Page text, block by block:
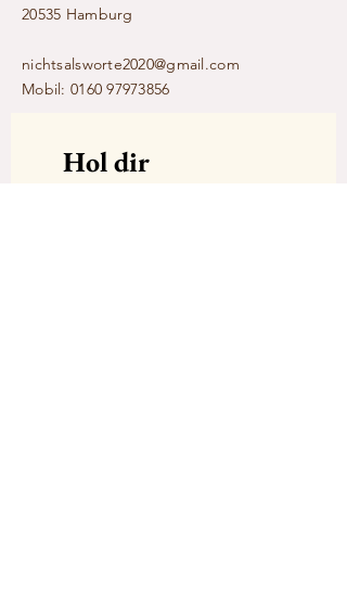
20535 Hamburg​
nichtsalsworte2020@gmail.com
Mobil: 0160 97973856
Hol dir